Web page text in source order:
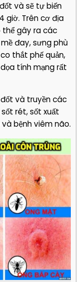
và sẽ tự biến
giờ. Trên cơ địa
gây ra các
đay, sưng phù
thắt phế quản,
tính mạng rất
và truyền các
rét, sốt xuất
bệnh viêm não.